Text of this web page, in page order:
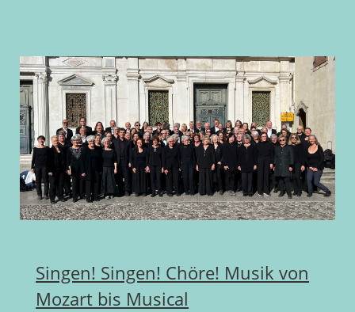
Singen! Singen! Chöre! Musik von
Mozart bis Musical